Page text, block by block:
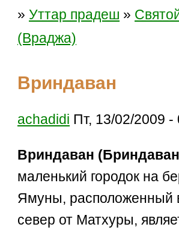
»Уттар прадеш »
(Враджа)
Вриндаван
achadidi Пт, 13/02/2009 -
Вриндаван
маленький городок на
Ямуны, расположенный
север от Матхуры,